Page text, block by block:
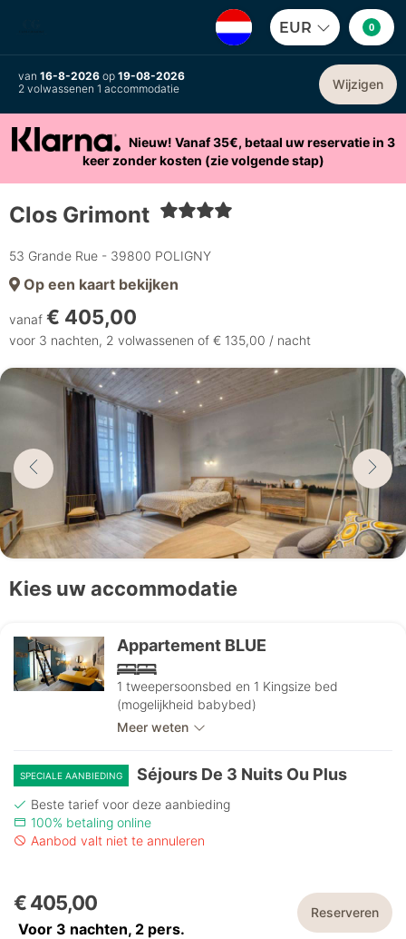
EUR 0
van 16-8-2026 op 19-08-2026
2 volwassenen 1 accommodatie
Wijzigen
Nieuw! Vanaf 35€, betaal uw reservatie in 3
keer zonder kosten (zie volgende stap)
Clos Grimont
53 Grande Rue - 39800 POLIGNY
Op een kaart bekijken
vanaf € 405,00
voor 3 nachten, 2 volwassenen of € 135,00 / nacht
Kies uw accommodatie
Appartement BLUE
1 tweepersoonsbed en 1 Kingsize bed
(mogelijkheid babybed)
Meer weten
SPECIALE AANBIEDING Séjours De 3 Nuits Ou Plus
Beste tarief voor deze aanbieding
100% betaling online
Aanbod valt niet te annuleren
€ 405,00
Voor 3 nachten, 2 pers.
Reserveren